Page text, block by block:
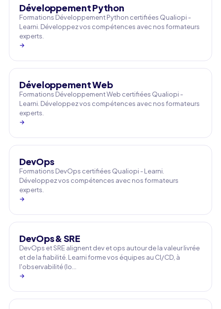
Développement Python
Formations Développement Python certifiées Qualiopi -
Learni. Développez vos compétences avec nos formateurs
experts.
→
Développement Web
Formations Développement Web certifiées Qualiopi -
Learni. Développez vos compétences avec nos formateurs
experts.
→
DevOps
Formations DevOps certifiées Qualiopi - Learni.
Développez vos compétences avec nos formateurs
experts.
→
DevOps & SRE
DevOps et SRE alignent dev et ops autour de la valeur livrée
et de la fiabilité. Learni forme vos équipes au CI/CD, à
l'observabilité (lo…
→